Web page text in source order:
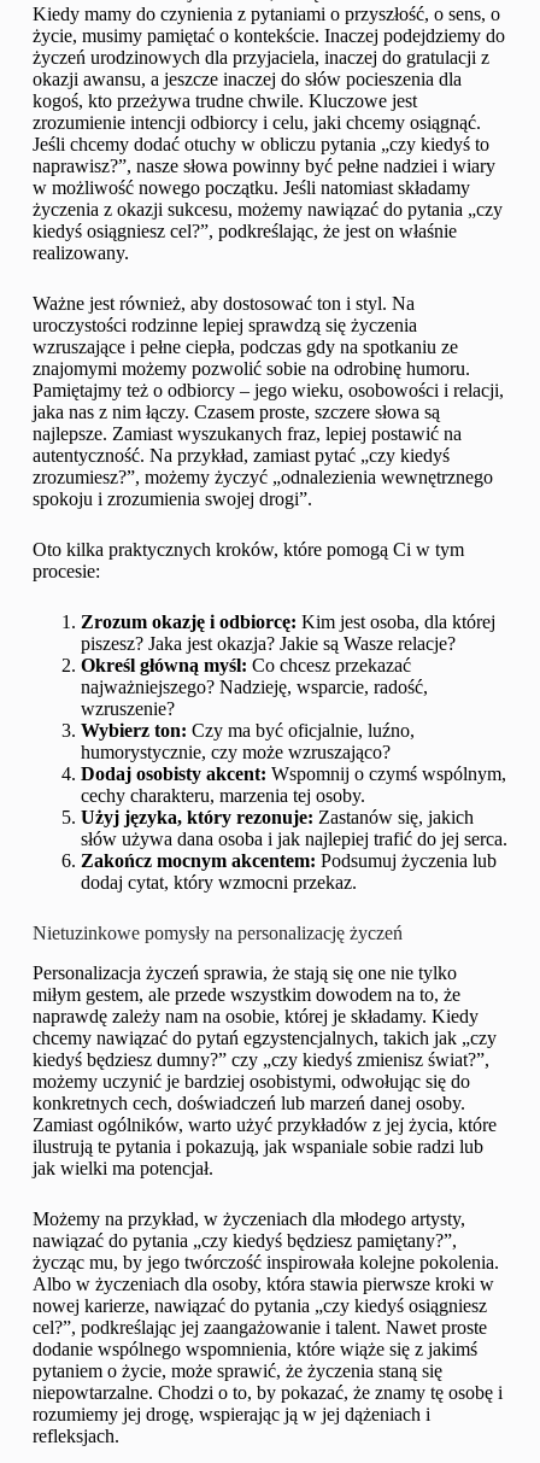
Kiedy mamy do czynienia z pytaniami o przyszłość, o sens, o
życie, musimy pamiętać o kontekście. Inaczej podejdziemy do
życzeń urodzinowych dla przyjaciela, inaczej do gratulacji z
okazji awansu, a jeszcze inaczej do słów pocieszenia dla
kogoś, kto przeżywa trudne chwile. Kluczowe jest
zrozumienie intencji odbiorcy i celu, jaki chcemy osiągnąć.
Jeśli chcemy dodać otuchy w obliczu pytania „czy kiedyś to
naprawisz?”, nasze słowa powinny być pełne nadziei i wiary
w możliwość nowego początku. Jeśli natomiast składamy
życzenia z okazji sukcesu, możemy nawiązać do pytania „czy
kiedyś osiągniesz cel?”, podkreślając, że jest on właśnie
realizowany.
Ważne jest również, aby dostosować ton i styl. Na
uroczystości rodzinne lepiej sprawdzą się życzenia
wzruszające i pełne ciepła, podczas gdy na spotkaniu ze
znajomymi możemy pozwolić sobie na odrobinę humoru.
Pamiętajmy też o odbiorcy – jego wieku, osobowości i relacji,
jaka nas z nim łączy. Czasem proste, szczere słowa są
najlepsze. Zamiast wyszukanych fraz, lepiej postawić na
autentyczność. Na przykład, zamiast pytać „czy kiedyś
zrozumiesz?”, możemy życzyć „odnalezienia wewnętrznego
spokoju i zrozumienia swojej drogi”.
Oto kilka praktycznych kroków, które pomogą Ci w tym
procesie:
Zrozum okazję i odbiorcę: Kim jest osoba, dla której
piszesz? Jaka jest okazja? Jakie są Wasze relacje?
Określ główną myśl: Co chcesz przekazać
najważniejszego? Nadzieję, wsparcie, radość,
wzruszenie?
Wybierz ton: Czy ma być oficjalnie, luźno,
humorystycznie, czy może wzruszająco?
Dodaj osobisty akcent: Wspomnij o czymś wspólnym,
cechy charakteru, marzenia tej osoby.
Użyj języka, który rezonuje: Zastanów się, jakich
słów używa dana osoba i jak najlepiej trafić do jej serca.
Zakończ mocnym akcentem: Podsumuj życzenia lub
dodaj cytat, który wzmocni przekaz.
Nietuzinkowe pomysły na personalizację życzeń
Personalizacja życzeń sprawia, że stają się one nie tylko
miłym gestem, ale przede wszystkim dowodem na to, że
naprawdę zależy nam na osobie, której je składamy. Kiedy
chcemy nawiązać do pytań egzystencjalnych, takich jak „czy
kiedyś będziesz dumny?” czy „czy kiedyś zmienisz świat?”,
możemy uczynić je bardziej osobistymi, odwołując się do
konkretnych cech, doświadczeń lub marzeń danej osoby.
Zamiast ogólników, warto użyć przykładów z jej życia, które
ilustrują te pytania i pokazują, jak wspaniale sobie radzi lub
jak wielki ma potencjał.
Możemy na przykład, w życzeniach dla młodego artysty,
nawiązać do pytania „czy kiedyś będziesz pamiętany?”,
życząc mu, by jego twórczość inspirowała kolejne pokolenia.
Albo w życzeniach dla osoby, która stawia pierwsze kroki w
nowej karierze, nawiązać do pytania „czy kiedyś osiągniesz
cel?”, podkreślając jej zaangażowanie i talent. Nawet proste
dodanie wspólnego wspomnienia, które wiąże się z jakimś
pytaniem o życie, może sprawić, że życzenia staną się
niepowtarzalne. Chodzi o to, by pokazać, że znamy tę osobę i
rozumiemy jej drogę, wspierając ją w jej dążeniach i
refleksjach.